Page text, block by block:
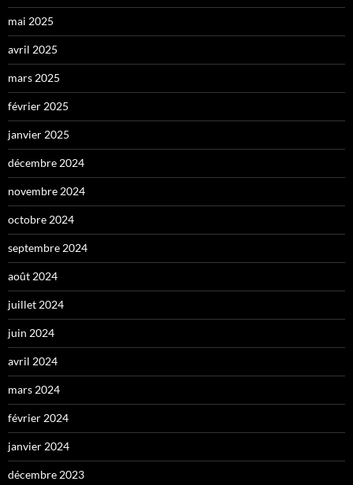
mai 2025
avril 2025
mars 2025
février 2025
janvier 2025
décembre 2024
novembre 2024
octobre 2024
septembre 2024
août 2024
juillet 2024
juin 2024
avril 2024
mars 2024
février 2024
janvier 2024
décembre 2023